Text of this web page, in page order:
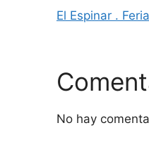
El Espinar .
No hay